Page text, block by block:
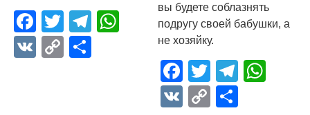
Facebook
TwitterTelegram
WhatsApp
VK CopyОтправить
вы будете соблазнять
подругу своей бабушки, а
не хозяйку.
Facebook
Twitter
VK Copy